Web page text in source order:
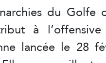
du Golfe
à l’offensive
lancée le 28